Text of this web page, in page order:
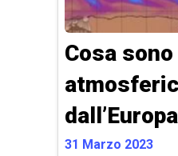
Cosa
31 Marzo 2023